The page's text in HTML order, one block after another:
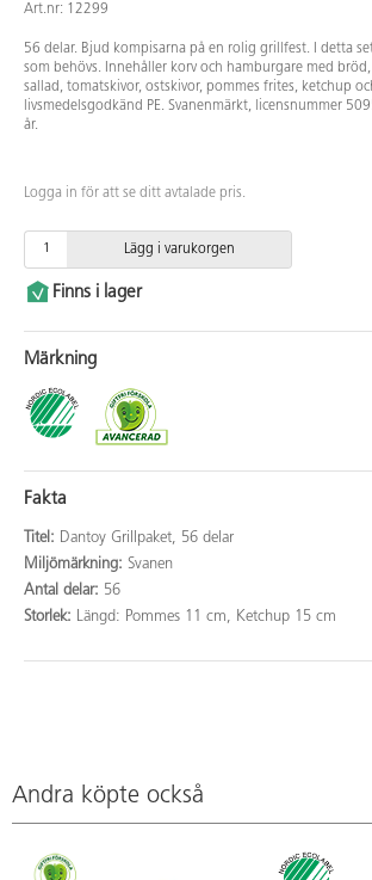
Art.nr: 12299
56 delar. Bjud kompisarna på en rolig grillfest. I detta
som behövs. Innehåller korv och hamburgare med
sallad, tomatskivor, ostskivor, pommes frites, ketchup
livsmedelsgodkänd PE. Svanenmärkt, licensnummer
år.
Logga in för att se ditt avtalade pris.
Lägg i varukorgen
Finns i lager
Märkning
Fakta
Titel: Dantoy Grillpaket, 56 delar
Miljömärkning: Svanen
Antal delar: 56
Storlek: Längd: Pommes 11 cm, Ketchup 15 cm
Andra köpte också